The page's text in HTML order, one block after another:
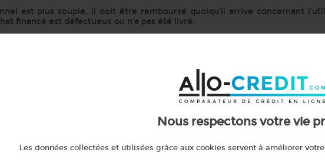
Nous respectons votre vie
Les données collectées et utilisées grâce aux cookies servent à améliorer
est plus souple, il doit être remboursé quoiqu’il arrive concernant
financé est défectueux ou n’a pas été livré.
ou un crédit affecté est fait ?
vous aide
Simulez votre demande de crédit en ligne.
« Voir toutes les fiches pratiques